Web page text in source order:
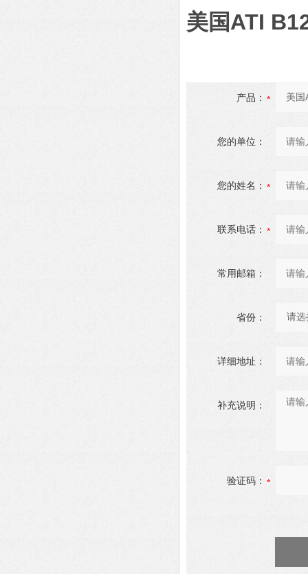
美国ATI
产品：
您的单位：
您的姓名：
联系电话：
常用邮箱：
省份：
详细地址：
补充说明：
验证码：